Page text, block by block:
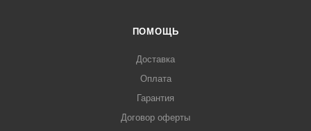
ПОМОЩЬ
Доставка
Оплата
Гарантия
Договор оферты